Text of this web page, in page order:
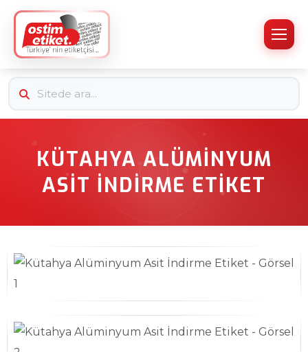
KÜTAHYA ALÜMINYUM
ASIT İNDIRME ETIKET